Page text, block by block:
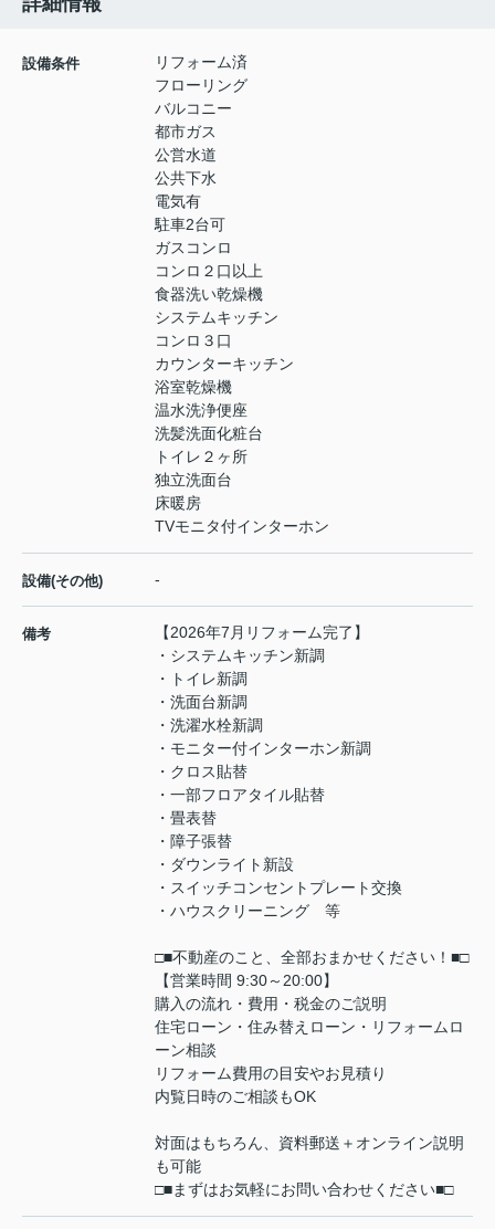
設備条件
リフォーム済
フローリング
バルコニー
都市ガス
公営水道
公共下水
電気有
駐車2台可
ガスコンロ
コンロ２口以上
食器洗い乾燥機
システムキッチン
コンロ３口
カウンターキッチン
浴室乾燥機
温水洗浄便座
洗髪洗面化粧台
トイレ２ヶ所
独立洗面台
床暖房
TVモニタ付インターホン
設備(その他) -
備考
【2026年7月リフォーム完了】
・システムキッチン新調
・トイレ新調
・洗面台新調
・洗濯水栓新調
・モニター付インターホン新調
・クロス貼替
・一部フロアタイル貼替
・畳表替
・障子張替
・ダウンライト新設
・スイッチコンセントプレート交換
・ハウスクリーニング 等
□■不動産のこと、全部おまかせください！■□
【営業時間 9:30～20:00】
購入の流れ・費用・税金のご説明
住宅ローン・住み替えローン・リフォームロ
ーン相談
リフォーム費用の目安やお見積り
内覧日時のご相談もOK
対面はもちろん、資料郵送＋オンライン説明
も可能
□■まずはお気軽にお問い合わせください■□